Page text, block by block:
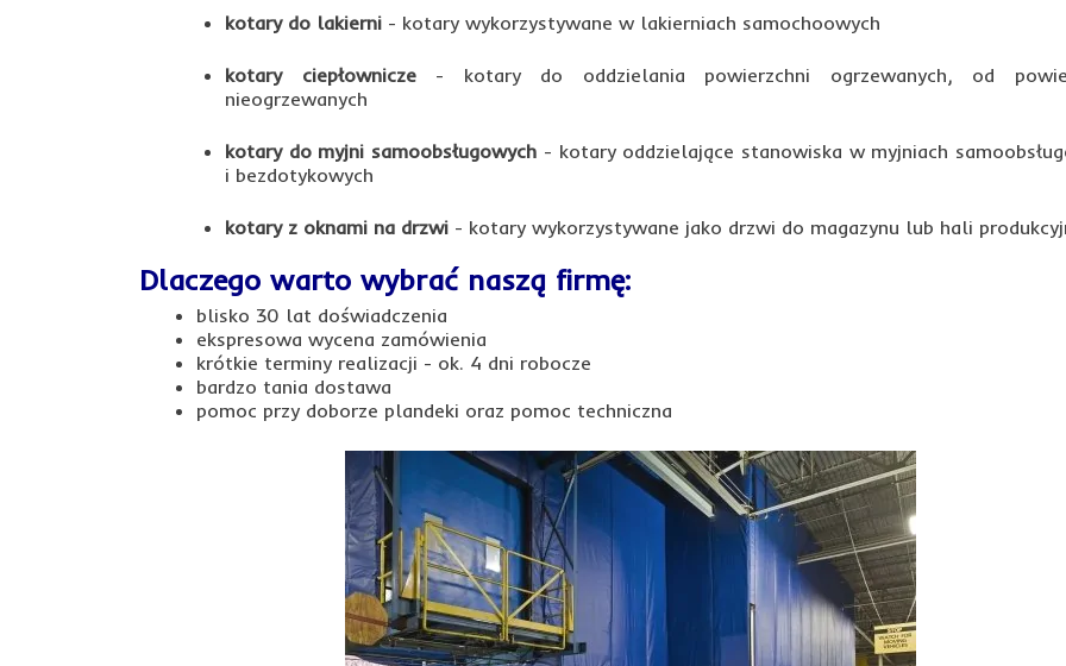
kotary do lakierni - kotary wykorzystywane w lakierniach samochoowych
kotary ciepłownicze- kotary do oddzielania powierzchni ogrzewanych, od
nieogrzewanych
kotary do myjni samoobsługowych - kotary oddzielające stanowiska w myjniach
i bezdotykowych
kotary z oknami na drzwi - kotary wykorzystywane jako drzwi do magazynu lub hali
Dlaczego warto wybrać naszą firmę:
blisko 30 lat doświadczenia
ekspresowa wycena zamówienia
krótkie terminy realizacji - ok. 4 dni robocze
bardzo tania dostawa
pomoc przy doborze plandeki oraz pomoc techniczna